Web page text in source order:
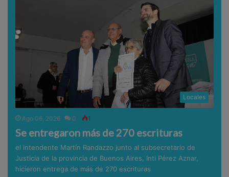
Locales
Ago 06, 2026 0 1
Se entregaron más de 270 escrituras
el intendente Martín Randazzo junto al subsecretario de
Justicia de la provincia de Buenos Aires, Inti Pérez Aznar,
hicieron entrega de más de 270 escrituras